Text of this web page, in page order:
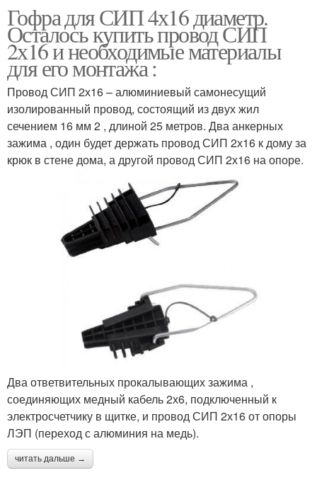
Гофра для СИП 4х16 диаметр.
Осталось купить провод СИП
2х16 и необходимые материалы
для его монтажа :
Провод СИП 2х16 – алюминиевый самонесущий
изолированный провод, состоящий из двух жил
сечением 16 мм 2 , длиной 25 метров. Два анкерных
зажима , один будет держать провод СИП 2х16 к дому за
крюк в стене дома, а другой провод СИП 2х16 на опоре.
Два ответвительных прокалывающих зажима ,
соединяющих медный кабель 2х6, подключенный к
электросчетчику в щитке, и провод СИП 2х16 от опоры
ЛЭП (переход с алюминия на медь).
читать дальше →